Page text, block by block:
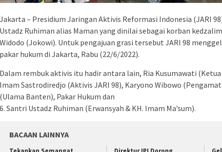
Jakarta – Presidium Jaringan Aktivis Reformasi Indonesia (JARI
Ustadz Ruhiman alias Maman yang dinilai sebagai korban
Widodo (Jokowi). Untuk pengajuan grasi tersebut JARI 98
pakar hukum di Jakarta, Rabu (22/6/2022).
Dalam rembuk aktivis itu hadir antara lain, Ria Kusumawati (Ketua
Imam Sastrodiredjo (Aktivis JARI 98), Karyono Wibowo (Pengamat
(Ulama Banten), Pakar Hukum dan
6. Santri Ustadz Ruhiman (Erwansyah & KH. Imam Ma’sum).
BACAAN LAINNYA